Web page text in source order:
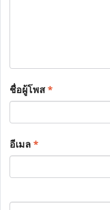
ชื่อผู้โพส*
อีเมล*